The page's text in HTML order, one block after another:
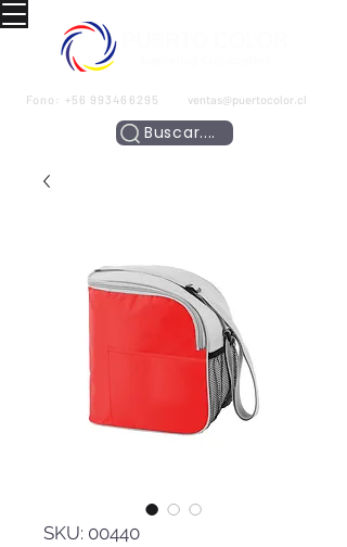
Fono: +56 993466295 ventas@puertocolor.cl
Buscar....
SKU: 00440